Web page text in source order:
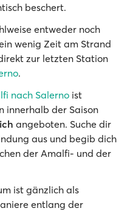
beschert.
entweder noch
wenig Zeit am Strand
zur letzten Station
.
nach Salerno ist
innerhalb der Saison
angeboten. Suche dir
aus und begib dich
der Amalfi- und der
ist gänzlich als
entlang der